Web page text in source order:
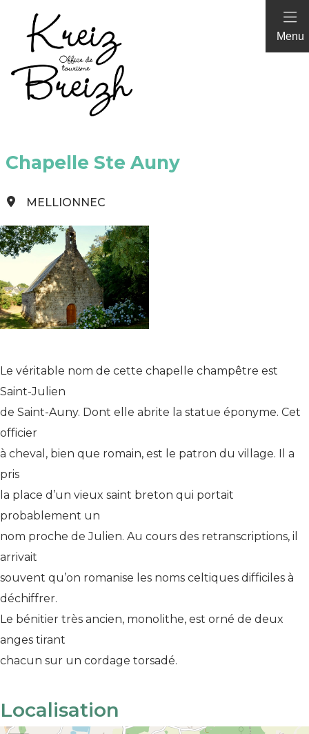
Panneau de gestion des cookies
Menu
Chapelle Ste Auny
MELLIONNEC
Le véritable nom de cette chapelle champêtre est
Saint-Julien
de Saint-Auny. Dont elle abrite la statue éponyme. Cet
officier
à cheval, bien que romain, est le patron du village. Il a
pris
la place d’un vieux saint breton qui portait
probablement un
nom proche de Julien. Au cours des retranscriptions, il
arrivait
souvent qu’on romanise les noms celtiques difficiles à
déchiffrer.
Le bénitier très ancien, monolithe, est orné de deux
anges tirant
chacun sur un cordage torsadé.
Localisation